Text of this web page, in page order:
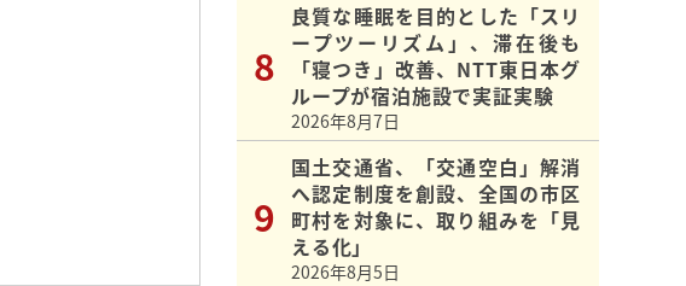
良質な睡眠を目的とした「スリ
ープツーリズム」、滞在後も
「寝つき」改善、NTT東日本グ
ループが宿泊施設で実証実験
2026年8月7日
国土交通省、「交通空白」解消
へ認定制度を創設、全国の市区
町村を対象に、取り組みを「見
える化」
2026年8月5日